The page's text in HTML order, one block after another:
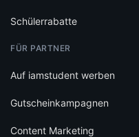
Schülerrabatte
FÜR PARTNER
Auf iamstudent werben
Gutscheinkampagnen
Content Marketing